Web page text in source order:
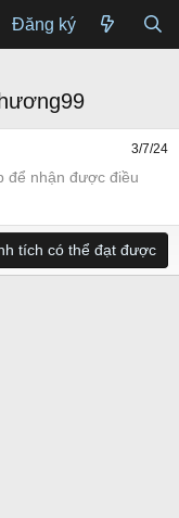
Đăng ký
3/7/24
để nhận được điều
tích có thể đạt được